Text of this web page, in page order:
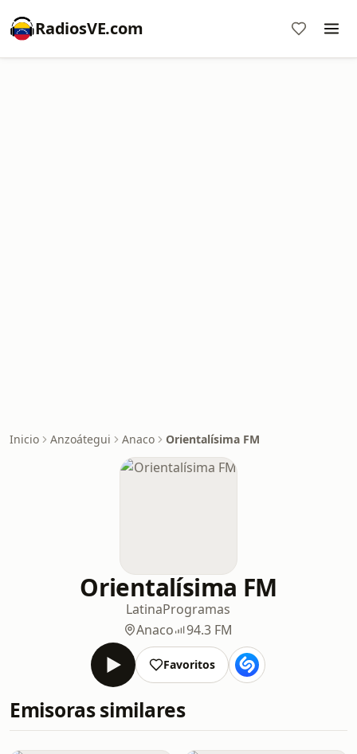
RadiosVE.com
Inicio Anzoátegui Anaco Orientalísima FM
Orientalísima FM
LatinaProgramas
Anaco
94.3 FM
Favoritos
Emisoras similares